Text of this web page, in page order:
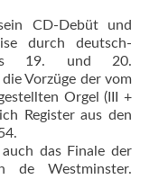
CD-Debüt und
durch deutsch-
19. und 20.
Vorzüge der vom
Orgel (III +
Regis­ter aus den
das Finale der
de Westminster.